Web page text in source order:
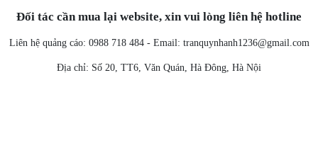
Đối tác cần mua lại website, xin vui lòng liên hệ hotline
Liên hệ quảng cáo: 0988 718 484 - Email: tranquynhanh1236@gmail.com
Địa chỉ: Số 20, TT6, Văn Quán, Hà Đông, Hà Nội